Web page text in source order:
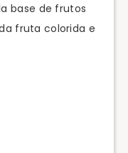
base de frutos
fruta colorida e